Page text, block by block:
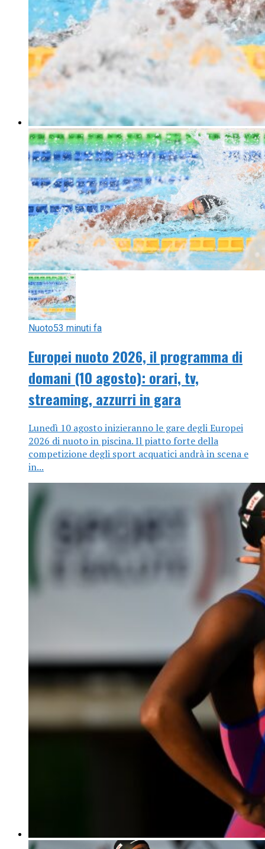
Nuoto53 minuti fa
Europei nuoto 2026, il programma di
domani (10 agosto): orari, tv,
streaming, azzurri in gara
Lunedì 10 agosto inizieranno le gare degli Europei
2026 di nuoto in piscina. Il piatto forte della
competizione degli sport acquatici andrà in scena e
in...